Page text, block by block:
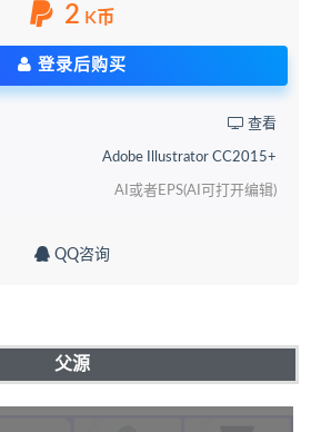
2 K币
登录后购买
查看
Adobe Illustrator CC2015+
AI或者EPS(AI可打开编辑)
QQ咨询
父源